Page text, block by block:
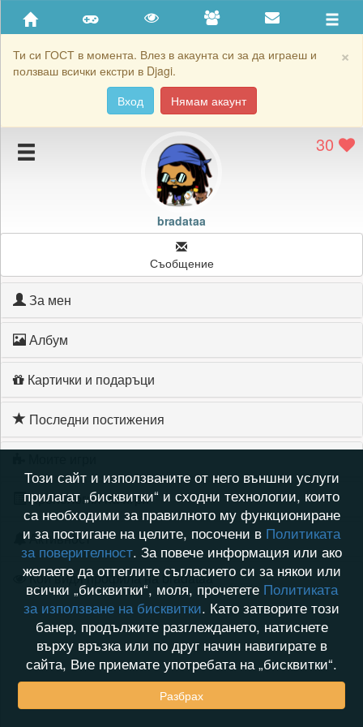
×
Ти си ГОСТ в момента. Влез в акаунта си за да играеш и
ползваш всички екстри в Djagi.
Вход
Нямам акаунт
Приятели
Хронология на игри
Подаръците на bradataa
Картичките на bradataa
30
bradataa
Съобщение
За мен
Албум
Картички и подаръци
Последни постижения
Хронология на игри
Активност
Кой видя профила на bradataa
Този сайт и използваните от него външни услуги
прилагат „бисквитки“ и сходни технологии, които
са необходими за правилното му функциониране
и за постигане на целите, посочени в Политиката
за поверителност. За повече информация или ако
желаете да оттеглите съгласието си за някои или
всички „бисквитки“, моля, прочетете Политиката
за използване на бисквитки. Като затворите този
банер, продължите разглеждането, натиснете
върху връзка или по друг начин навигирате в
сайта, Вие приемате употребата на „бисквитки“.
Разбрах